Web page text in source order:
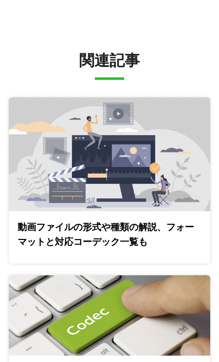
関連記事
動画ファイルの形式や種類の解説、フォー
マットと対応コーデック一覧も